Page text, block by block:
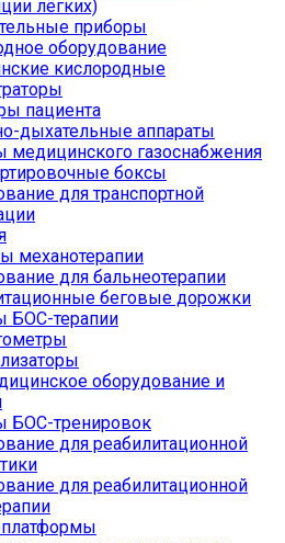
лёгких)
приборы
оборудование
кислородные
пациента
дыхательные аппараты
медицинского газоснабжения
боксы
для транспортной
механотерапии
для бальнеотерапии
беговые дорожки
БОС-терапии
оборудование и
БОС-тренировок
для реабилитационной
для реабилитационной